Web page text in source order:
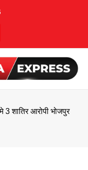
शातिर आरोपी भोजपुर